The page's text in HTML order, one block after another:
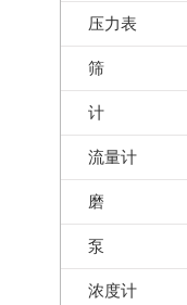
压力表
筛
计
流量计
磨
泵
浓度计